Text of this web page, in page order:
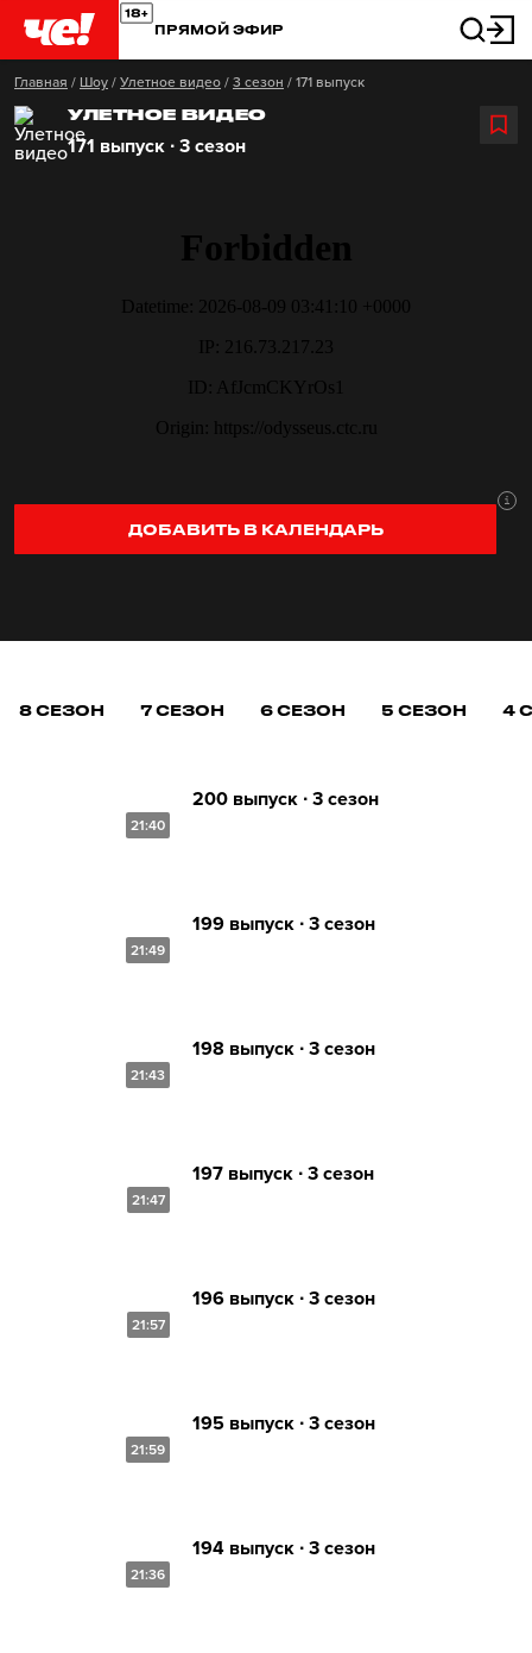
ПРЯМОЙ ЭФИР
Главная / Шоу / Улетное видео / 3 сезон / 171 выпуск
УЛЕТНОЕ ВИДЕО
171 выпуск ∙ 3 сезон
ДОБАВИТЬ В КАЛЕНДАРЬ
8 СЕЗОН 7 СЕЗОН 6 СЕЗОН 5 СЕЗОН 4
21:40
200 выпуск ∙ 3 сезон
21:49
199 выпуск ∙ 3 сезон
21:43
198 выпуск ∙ 3 сезон
21:47
197 выпуск ∙ 3 сезон
21:57
196 выпуск ∙ 3 сезон
21:59
195 выпуск ∙ 3 сезон
21:36
194 выпуск ∙ 3 сезон